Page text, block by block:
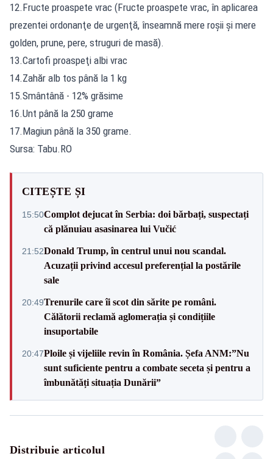
12.Fructe proaspete vrac (Fructe proaspete vrac, în aplicarea
prezentei ordonanţe de urgenţă, înseamnă mere roşii şi mere
golden, prune, pere, struguri de masă).
13.Cartofi proaspeţi albi vrac
14.Zahăr alb tos până la 1 kg
15.Smântână - 12% grăsime
16.Unt până la 250 grame
17.Magiun până la 350 grame.
Sursa: Tabu.RO
CITEȘTE ȘI
15:50Complot dejucat în Serbia: doi bărbați, suspectați
că plănuiau asasinarea lui Vučić
21:52Donald Trump, în centrul unui nou scandal.
Acuzații privind accesul preferențial la postările
sale
20:49Trenurile care îi scot din sărite pe români.
Călătorii reclamă aglomerația și condițiile
insuportabile
20:47Ploile și vijeliile revin în România. Șefa ANM:”Nu
sunt suficiente pentru a combate seceta și pentru a
îmbunătăți situația Dunării”
Distribuie articolul